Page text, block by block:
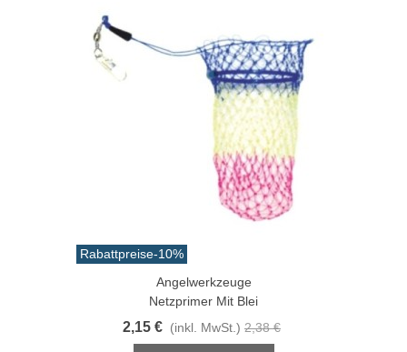
Rabattpreise-10%
Angelwerkzeuge
Netzprimer Mit Blei
2,15 € (inkl. MwSt.) 2,38 €